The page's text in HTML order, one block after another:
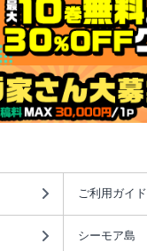
ご利用ガイド
シーモア島